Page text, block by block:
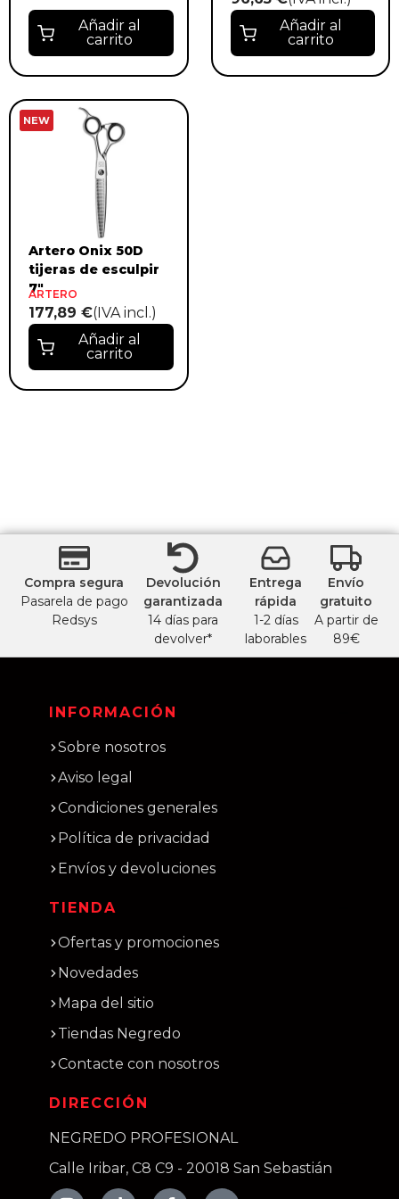
Añadir al
carrito
Añadir al
carrito
NEW
Artero Onix 50D
tijeras de esculpir
7"
ARTERO
177,89 €(IVA incl.)
Añadir al
carrito
Compra segura
Pasarela de pago
Redsys
Devolución
garantizada
14 días para
devolver*
Entrega
rápida
1-2 días
laborables
Envío
gratuito
A partir de
89€
INFORMACIÓN
Sobre nosotros
Aviso legal
Condiciones generales
Política de privacidad
Envíos y devoluciones
TIENDA
Ofertas y promociones
Novedades
Mapa del sitio
Tiendas Negredo
Contacte con nosotros
DIRECCIÓN
NEGREDO PROFESIONAL
Calle Iribar, C8 C9 - 20018 San Sebastián